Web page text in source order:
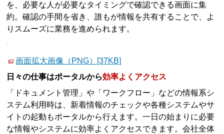
を、必要な人が必要なタイミングで確認できる画面に集
約。確認の手間を省き、誰もが情報を共有することで、よ
りスムーズに業務を進められます。
画面拡大画像（PNG）[37KB]
日々の仕事はポータルから効率よくアクセス
「ドキュメント管理」や「ワークフロー」などの情報系シ
ステム利用時は、新着情報のチェックや各種システムやサ
イトの起動もポータルから行えます。一日の始まりに必要
な情報やシステムに効率よくアクセスできます。会社全体